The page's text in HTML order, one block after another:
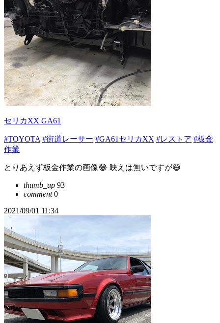
セリカXX GA61
#TOYOTA #街道レーサー #GA61セリカXX #レストア #板金
作業
とりあえず板金作業の画像😂 映えは無いですが😅
thumb_up 93
comment0
2021/09/01 11:34